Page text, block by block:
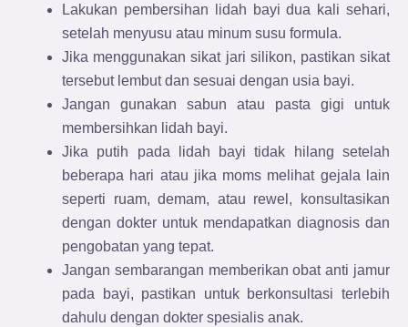
Lakukan pembersihan lidah bayi dua kali sehari,
setelah menyusu atau minum susu formula.
Jika menggunakan sikat jari silikon, pastikan sikat
tersebut lembut dan sesuai dengan usia bayi.
Jangan gunakan sabun atau pasta gigi untuk
membersihkan lidah bayi.
Jika putih pada lidah bayi tidak hilang setelah
beberapa hari atau jika moms melihat gejala lain
seperti ruam, demam, atau rewel, konsultasikan
dengan dokter untuk mendapatkan diagnosis dan
pengobatan yang tepat.
Jangan sembarangan memberikan obat anti jamur
pada bayi, pastikan untuk berkonsultasi terlebih
dahulu dengan dokter spesialis anak.